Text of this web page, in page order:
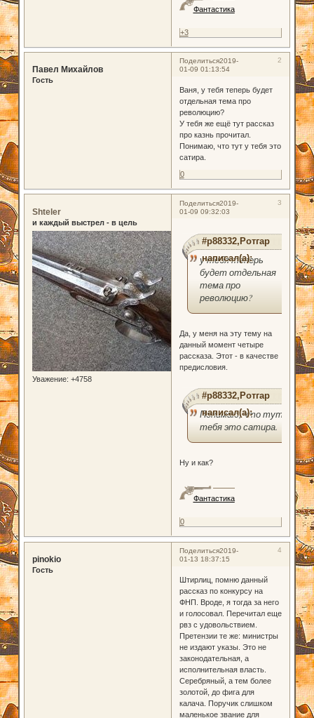
Фантастика
+3
Поделиться 2
2019-
01-09 01:13:54
Павел Михайлов
Гость
Ваня, у тебя теперь будет
отдельная тема про
революцию?
У тебя же ещё тут рассказ
про казнь прочитал.
Понимаю, что тут у тебя это
сатира.
0
Поделиться 3
2019-
01-09 09:32:03
Shteler
и каждый выстрел - в цель
Уважение: +4758
#p88332,Ротгар
написал(а):
у тебя теперь
будет отдельная
тема про
революцию?
Да, у меня на эту тему на
данный момент четыре
рассказа. Этот - в качестве
предисловия.
#p88332,Ротгар
написал(а):
Понимаю, что тут у
тебя это сатира.
Ну и как?
Фантастика
0
Поделиться 4
2019-
01-13 18:37:15
pinokio
Гость
Штирлиц, помню данный
рассказ по конкурсу на
ФНП. Вроде, я тогда за него
и голосовал. Перечитал еще
рвз с удовольствием.
Претензии те же: министры
не издают указы. Это не
законодательная, а
исполнительная власть.
Серебряный, а тем более
золотой, до фига для
калача. Поручик слишком
маленькое звание для